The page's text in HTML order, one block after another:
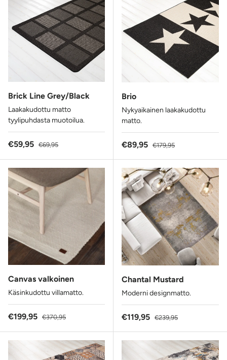
Brick Line Grey/Black
Laakakudottu matto
tyylipuhdasta muotoilua.
Alennushinta
€59,95 Normaalihinta
€69,95
Brio
Nykyaikainen laakakudottu
matto.
Alennushinta
€89,95 Normaalihinta
€179,95
Canvas valkoinen
Käsinkudottu villamatto.
Alennushinta
€199,95 Normaalihinta
€370,95
Chantal Mustard
Moderni designmatto.
Alennushinta
€119,95 Normaalihinta
€239,95